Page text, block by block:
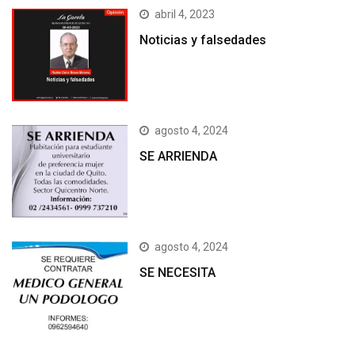
abril 4, 2023
Noticias y falsedades
agosto 4, 2024
SE ARRIENDA
agosto 4, 2024
SE NECESITA